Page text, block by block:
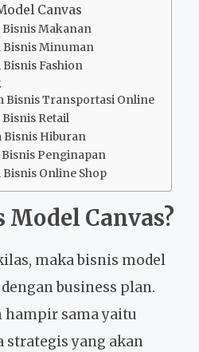
Canvas
Bisnis Makanan
Bisnis Minuman
Bisnis Fashion
Bisnis Transportasi Online
Retail
Bisnis Hiburan
Bisnis Penginapan
Bisnis Online Shop
Canvas?
maka bisnis model
business plan.
hampir sama yaitu
strategis yang akan